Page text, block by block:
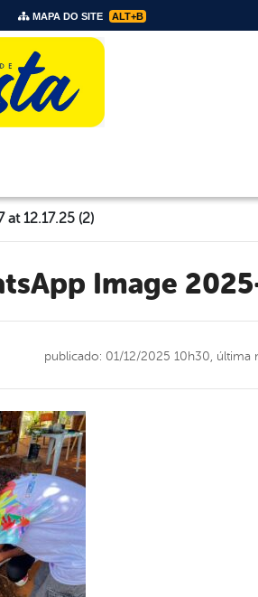
MAPA DO SITE ALT+B
12.17.25 (2)
Image
publicado: 01/12/2025 10h30, última